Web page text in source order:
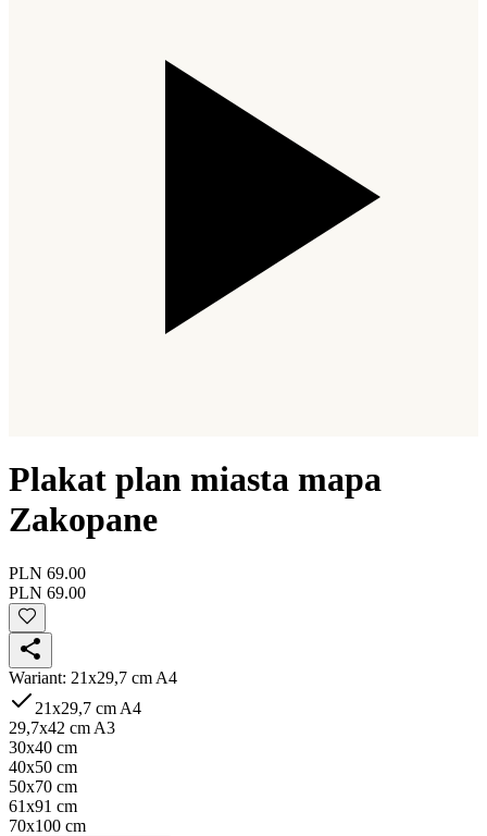
Plakat plan miasta mapa
Zakopane
PLN 69.00
PLN 69.00
Wariant: 21x29,7 cm A4
21x29,7 cm A4
29,7x42 cm A3
30x40 cm
40x50 cm
50x70 cm
61x91 cm
70x100 cm